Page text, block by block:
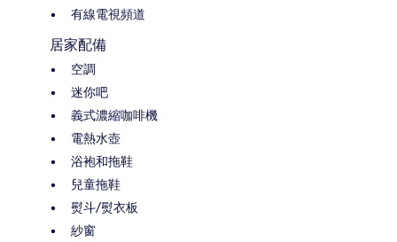
有線電視頻道
居家配備
空調
迷你吧
義式濃縮咖啡機
電熱水壺
浴袍和拖鞋
兒童拖鞋
熨斗/熨衣板
紗窗